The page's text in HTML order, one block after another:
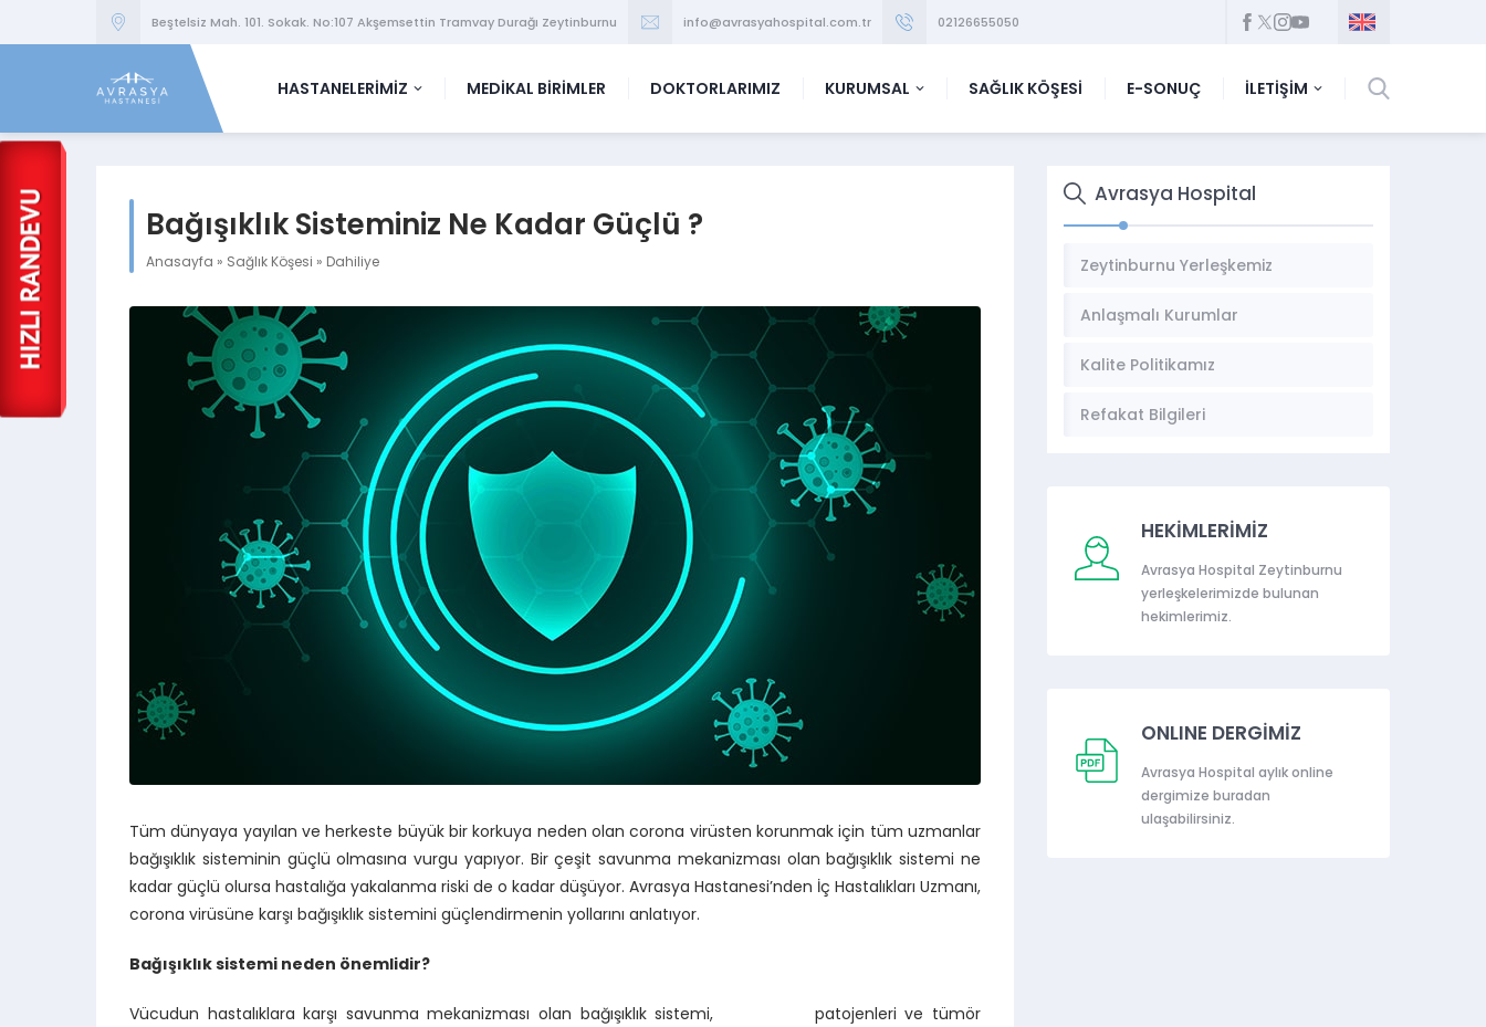
Beştelsiz Mah. 101. Sokak. No:107 Akşemsettin Tramvay Durağı Zeytinburnu info@avrasyahospital.com.tr 02126655050
HASTANELERİMİZ MEDİKAL BİRİMLER DOKTORLARIMIZ KURUMSAL SAĞLIK KÖŞESİ E-SONUÇ İLETİŞİM
Bağışıklık Sisteminiz Ne Kadar Güçlü ?
Anasayfa » Sağlık Köşesi » Dahiliye
Tüm dünyaya yayılan ve herkeste büyük bir korkuya neden olan corona virüsten korunmak için tüm uzmanlar
bağışıklık sisteminin güçlü olmasına vurgu yapıyor. Bir çeşit savunma mekanizması olan bağışıklık sistemi ne
kadar güçlü olursa hastalığa yakalanma riski de o kadar düşüyor. Avrasya Hastanesi’nden İç Hastalıkları Uzmanı,
corona virüsüne karşı bağışıklık sistemini güçlendirmenin yollarını anlatıyor.
Bağışıklık sistemi neden önemlidir?
Vücudun hastalıklara karşı savunma mekanizması olan bağışıklık sistemi, patojenleri ve tümör
Avrasya Hospital
Zeytinburnu Yerleşkemiz
Anlaşmalı Kurumlar
Kalite Politikamız
Refakat Bilgileri
HEKİMLERİMİZ
Avrasya Hospital Zeytinburnu
yerleşkelerimizde bulunan
hekimlerimiz.
ONLINE DERGİMİZ
Avrasya Hospital aylık online
dergimize buradan
ulaşabilirsiniz.